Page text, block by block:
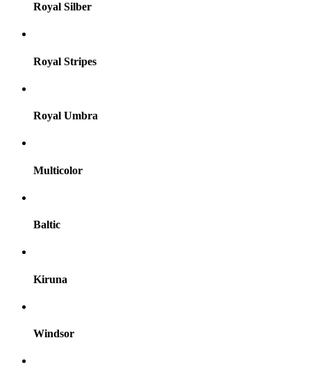
Royal Silber
Royal Stripes
Royal Umbra
Multicolor
Baltic
Kiruna
Windsor